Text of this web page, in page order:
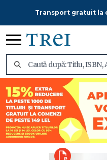
Transport gratuit la